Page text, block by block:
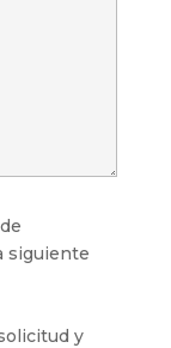
siguiente
y